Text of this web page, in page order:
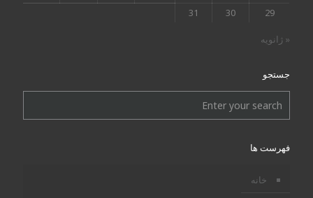
29
30
31
« ژانویه
جستجو
فهرست ها
خانه